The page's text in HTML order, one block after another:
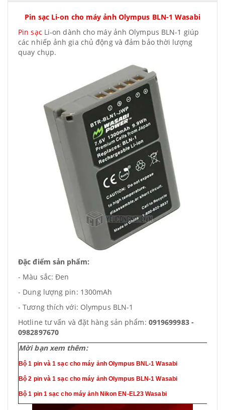
Pin sạc Li-on cho máy ảnh Olympus BLN-1 Wasabi
Pin sạc Li-on dành cho máy ảnh Olympus BLN-1 giúp
các nhiếp ảnh gia chủ động và đảm bảo thời lượng
quay chụp.
Đặc điểm sản phẩm:
- Màu sắc: Đen
- Dung lượng pin: 1300mAh
- Tương thích với: Olympus BLN-1
Hotline tư vấn và đặt hàng sản phẩm: 0919699983 -
0982897670
Mời bạn xem thêm:
Bộ 1 pin và 1 sạc cho máy ảnh Olympus BNL-1 Wasabi
Bộ 2 pin và 1 sạc cho máy ảnh Olympus BLN-1 Wasabi
Bộ 1 pin 1 sạc cho máy ảnh Nikon EN-EL23 Wasabi